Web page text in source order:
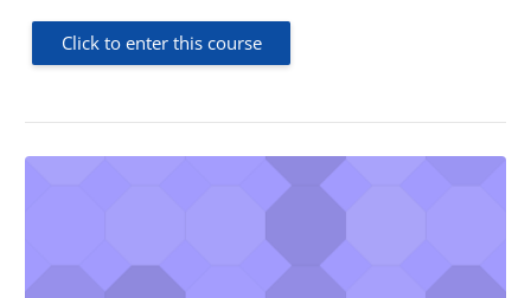
Click to enter this course